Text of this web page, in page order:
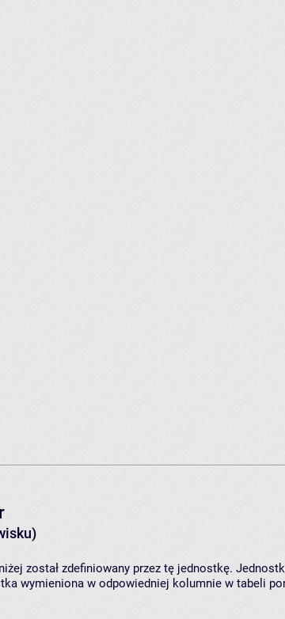
został zdefiniowany przez tę jednostkę.
wymieniona w odpowiedniej kolumnie w tabeli